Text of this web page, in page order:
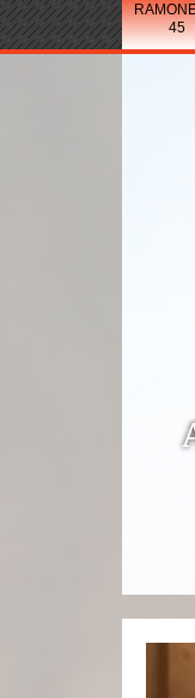
45